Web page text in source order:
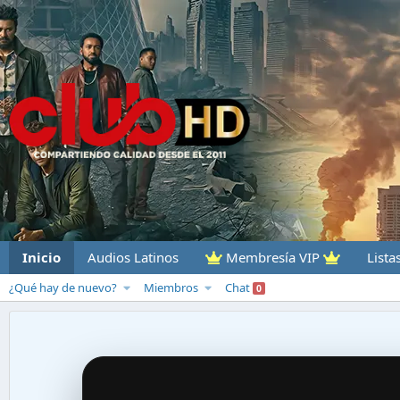
Inicio Audios Latinos Membresía VIP
¿Qué hay de nuevo? Miembros Chat 0